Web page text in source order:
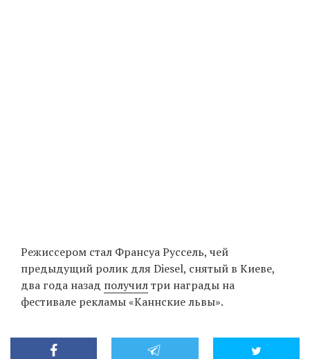
Режиссером стал Франсуа Руссель, чей
предыдущий ролик для Diesel, снятый в Киеве,
два года назад получилтри награды на
фестивале рекламы «Каннские львы».